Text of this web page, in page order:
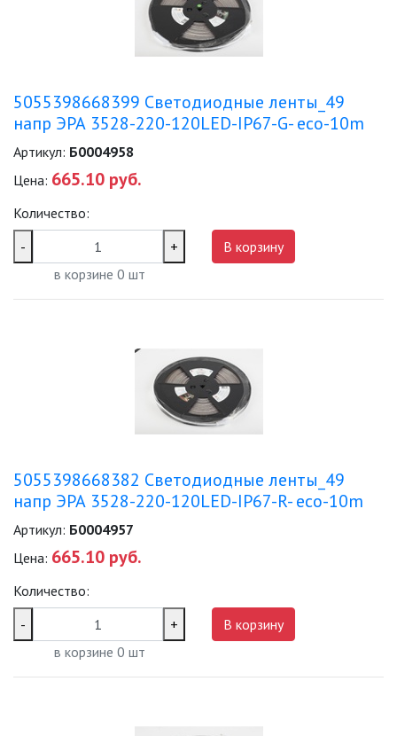
5055398668399 Светодиодные ленты_49
напр ЭРА 3528-220-120LED-IP67-G- eco-10m
Артикул: Б0004958
Цена: 665.10 руб.
Количество:
-
+
в корзине 0 шт
В корзину
5055398668382 Светодиодные ленты_49
напр ЭРА 3528-220-120LED-IP67-R- eco-10m
Артикул: Б0004957
Цена: 665.10 руб.
Количество:
-
+
в корзине 0 шт
В корзину